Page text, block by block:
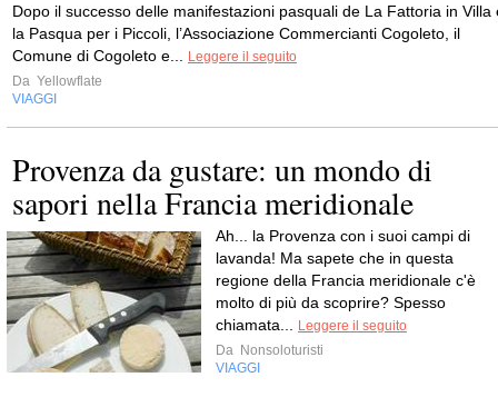
Dopo il successo delle manifestazioni pasquali de La Fattoria in Villa
la Pasqua per i Piccoli, l’Associazione Commercianti Cogoleto, il
Comune di Cogoleto e...
Leggere il seguito
Da Yellowflate
VIAGGI
Provenza da gustare: un mondo di
sapori nella Francia meridionale
Ah... la Provenza con i suoi campi di
lavanda! Ma sapete che in questa
regione della Francia meridionale c'è
molto di più da scoprire? Spesso
chiamata...
Leggere il seguito
Da Nonsoloturisti
VIAGGI